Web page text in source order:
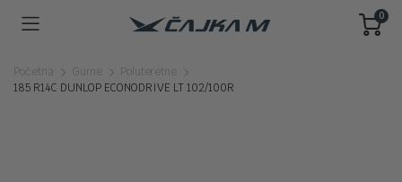
0
Početna Gume
Poluteretne
185 R14C DUNLOP ECONODRIVE LT 102/100R